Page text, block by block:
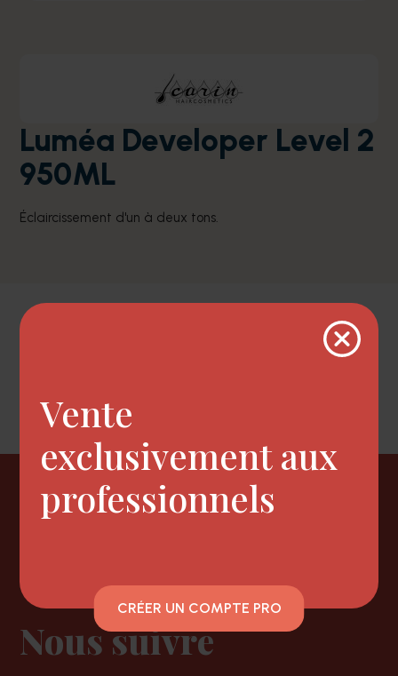
Luméa Developer Level 2
950ML
Éclaircissement d'un à deux tons.
Description
Newsletter
Nous suivre
Vente
exclusivement aux
professionnels
CRÉER UN COMPTE PRO